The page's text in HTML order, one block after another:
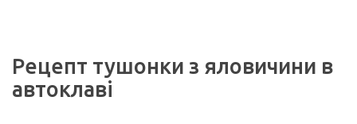
Рецепт тушонки з яловичини в
автоклаві